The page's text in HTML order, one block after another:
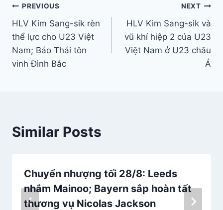
Điều
hướng
bài
viết
PREVIOUS
HLV Kim Sang-sik rèn
thể lực cho U23 Việt
Nam; Báo Thái tôn
vinh Đình Bắc
NEXT
HLV Kim Sang-sik và
vũ khí hiệp 2 của U23
Việt Nam ở U23 châu
Á
Similar Posts
Chuyển nhượng tối 28/8: Leeds
nhắm Mainoo; Bayern sắp hoàn tất
thương vụ Nicolas Jackson